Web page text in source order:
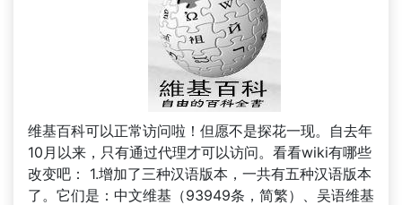
维基百科可以正常访问啦！但愿不是探花一现。自去年
10月以来，只有通过代理才可以访问。看看wiki有哪些
改变吧： 1.增加了三种汉语版本，一共有五种汉语版本
了。它们是：中文维基（93949条，简繁）、吴语维基